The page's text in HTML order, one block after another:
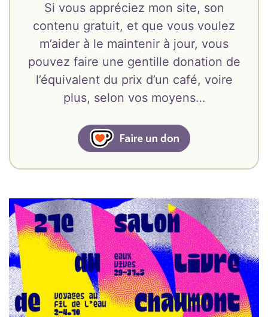
Si vous appréciez mon site, son
contenu gratuit, et que vous voulez
m’aider à le maintenir à jour, vous
pouvez faire une gentille donation de
l’équivalent du prix d’un café, voire
plus, selon vos moyens…